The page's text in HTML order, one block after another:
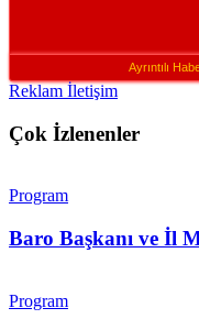
Ayrıntılı
Reklam İletişim
Çok İzlenenler
Program
Baro Başkanı ve İl
Program